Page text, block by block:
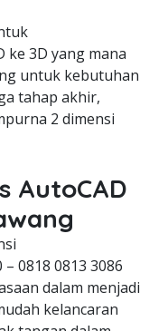
ke 3D yang mana
untuk kebutuhan
tahap akhir,
2 dimensi
AutoCAD
– 0818 0813 3086
dalam menjadi
kelancaran